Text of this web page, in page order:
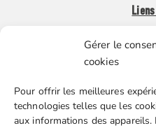
Gérer le
cookies
Pour offrir les meilleures
technologies telles que les
aux informations des appareils.
Nos
Gestion